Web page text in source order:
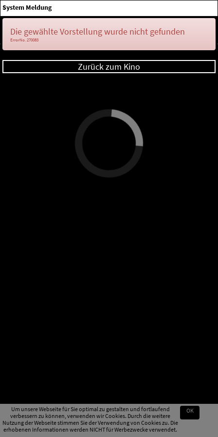
Um unsere Webseite für Sie optimal zu gestalten und fortlaufend
verbessern zu können, verwenden wir Cookies. Durch die weitere
Nutzung der Webseite stimmen Sie der Verwendung von Cookies zu. Die
erhobenen Informationen werden NICHT für Werbezwecke verwendet.
OK
System Meldung
Die gewählte Vorstellung wurde nicht gefunden
ErrorNo. 270083
Zurück zum Kino